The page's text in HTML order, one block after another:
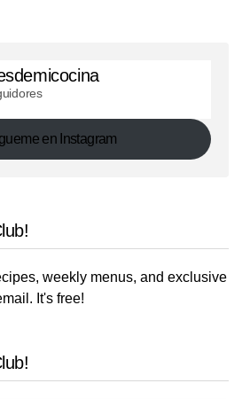
en Instagram
weekly menus, and exclusive
It's free!